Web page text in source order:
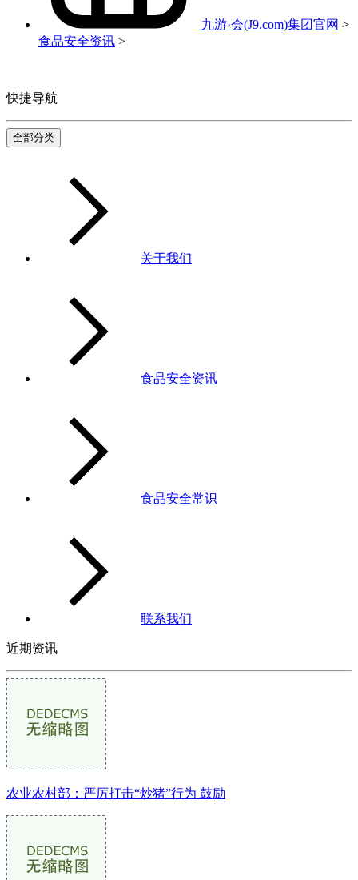
九游·会(J9.com)集团官网 >
食品安全资讯 >
快捷导航
全部分类
关于我们
食品安全资讯
食品安全常识
联系我们
近期资讯
农业农村部：严厉打击“炒猪”行为 鼓励